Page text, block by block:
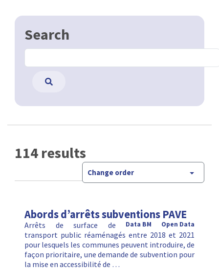
Search
114 results
Change order
Abords d’arrêts subventions PAVE
Open Data
Data BM
Arrêts de surface de
transport public réaménagés entre 2018 et 2021
pour lesquels les communes peuvent introduire, de
façon prioritaire, une demande de subvention pour
la mise en accessibilité de …